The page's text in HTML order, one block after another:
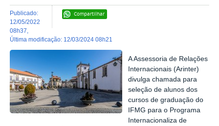
Compartilhar
publicado:
12/05/2022
08h37
última modificação: 12/03/2024 08h21
A Assessoria de Relações
Internacionais (Arinter)
divulga chamada para
seleção de alunos dos
cursos de graduação do
IFMG para o Programa
Internacionaliza de